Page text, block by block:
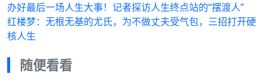
办好最后一场人生大事！记者探访人生终点站的“摆渡人”
红楼梦：无根无基的尤氏，为不做丈夫受气包，三招打开硬
核人生
随便看看